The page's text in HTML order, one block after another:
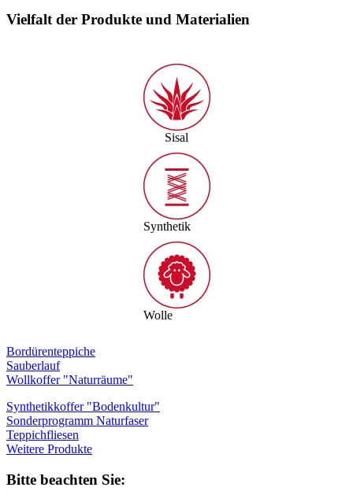
Vielfalt der Produkte und Materialien
Sisal
Synthetik
Wolle
Bordürenteppiche
Sauberlauf
Wollkoffer "Naturräume"
Synthetikkoffer "Bodenkultur"
Sonderprogramm Naturfaser
Teppichfliesen
Weitere Produkte
Bitte beachten Sie: